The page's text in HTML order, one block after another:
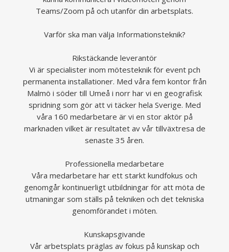
Teams/Zoom på och utanför din arbetsplats.
Varför ska man välja Informationsteknik?
Rikstäckande leverantör
Vi är specialister inom mötesteknik för event pch
permanenta installationer. Med våra fem kontor från
Malmö i söder till Umeå i norr har vi en geografisk
spridning som gör att vi täcker hela Sverige. Med
våra 160 medarbetare är vi en stor aktör på
marknaden vilket är resultatet av vår tillväxtresa de
senaste 35 åren.
Professionella medarbetare
Våra medarbetare har ett starkt kundfokus och
genomgår kontinuerligt utbildningar för att möta de
utmaningar som ställs på tekniken och det tekniska
genomförandet i möten.
Kunskapsgivande
Vår arbetsplats präglas av fokus på kunskap och